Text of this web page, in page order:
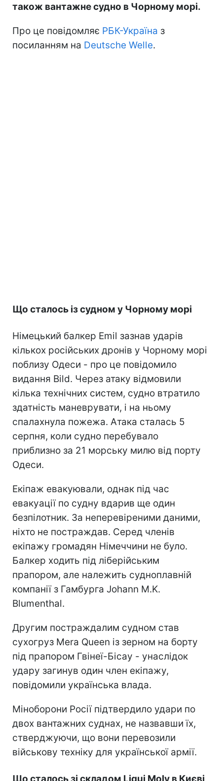
також вантажне судно в Чорному морі.
Про це повідомляє РБК-Україна з
посиланням на Deutsche Welle.
Що сталось із судном у Чорному морі
Німецький балкер Emil зазнав ударів
кількох російських дронів у Чорному морі
поблизу Одеси - про це повідомило
видання Bild. Через атаку відмовили
кілька технічних систем, судно втратило
здатність маневрувати, і на ньому
спалахнула пожежа. Атака сталась 5
серпня, коли судно перебувало
приблизно за 21 морську милю від порту
Одеси.
Екіпаж евакуювали, однак під час
евакуації по судну вдарив ще один
безпілотник. За неперевіреними даними,
ніхто не постраждав. Серед членів
екіпажу громадян Німеччини не було.
Балкер ходить під ліберійським
прапором, але належить судноплавній
компанії з Гамбурга Johann M.K.
Blumenthal.
Другим постраждалим судном став
сухогруз Mera Queen із зерном на борту
під прапором Гвінеї-Бісау - унаслідок
удару загинув один член екіпажу,
повідомили українська влада.
Міноборони Росії підтвердило удари по
двох вантажних суднах, не назвавши їх,
стверджуючи, що вони перевозили
військову техніку для української армії.